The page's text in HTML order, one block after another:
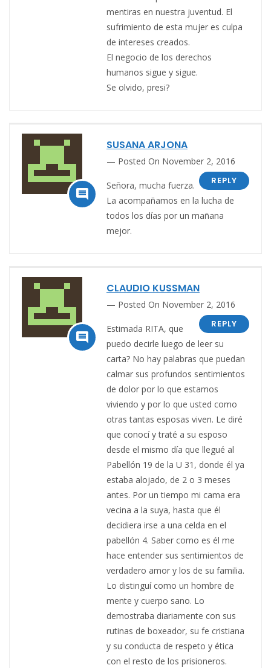
mentiras en nuestra juventud. El
sufrimiento de esta mujer es culpa
de intereses creados.
El negocio de los derechos
humanos sigue y sigue.
Se olvido, presi?

SUSANA ARJONA
Posted On November 2, 2016
REPLY
Señora, mucha fuerza.
La acompañamos en la lucha de
todos los días por un mañana
mejor.

CLAUDIO KUSSMAN
Posted On November 2, 2016
REPLY
Estimada RITA, que
puedo decirle luego de leer su
carta? No hay palabras que puedan
calmar sus profundos sentimientos
de dolor por lo que estamos
viviendo y por lo que usted como
otras tantas esposas viven. Le diré
que conocí y traté a su esposo
desde el mismo día que llegué al
Pabellón 19 de la U 31, donde él ya
estaba alojado, de 2 o 3 meses
antes. Por un tiempo mi cama era
vecina a la suya, hasta que él
decidiera irse a una celda en el
pabellón 4. Saber como es él me
hace entender sus sentimientos de
verdadero amor y los de su familia.
Lo distinguí como un hombre de
mente y cuerpo sano. Lo
demostraba diariamente con sus
rutinas de boxeador, su fe cristiana
y su conducta de respeto y ética
con el resto de los prisioneros.